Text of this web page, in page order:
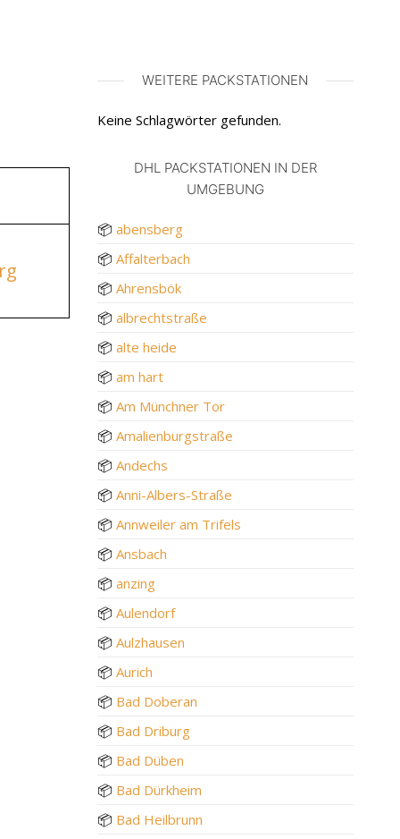
WEITERE PACKSTATIONEN
Keine Schlagwörter gefunden.
DHL PACKSTATIONEN IN DER
UMGEBUNG
📦 abensberg
📦 Affalterbach
📦 Ahrensbök
📦 albrechtstraße
📦 alte heide
📦 am hart
📦 Am Münchner Tor
📦 Amalienburgstraße
📦 Andechs
📦 Anni-Albers-Straße
📦 Annweiler am Trifels
📦 Ansbach
📦 anzing
📦 Aulendorf
📦 Aulzhausen
📦 Aurich
📦 Bad Doberan
📦 Bad Driburg
📦 Bad Düben
📦 Bad Dürkheim
📦 Bad Heilbrunn